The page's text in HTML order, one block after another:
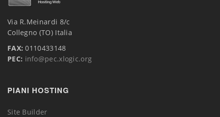
Via R.Meinardi 8/c
Collegno (TO) Italia
FAX:0110433148
PEC: info@pec.xlogic.org
PIANI HOSTING
Site Builder